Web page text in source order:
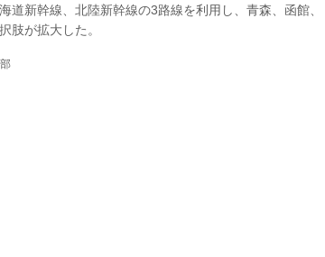
道新幹線、北陸新幹線の3路線を利用し、青森、函館、
肢が拡大した。